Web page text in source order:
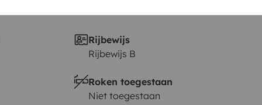
Rijbewijs
Rijbewijs B
Roken toegestaan
Niet toegestaan